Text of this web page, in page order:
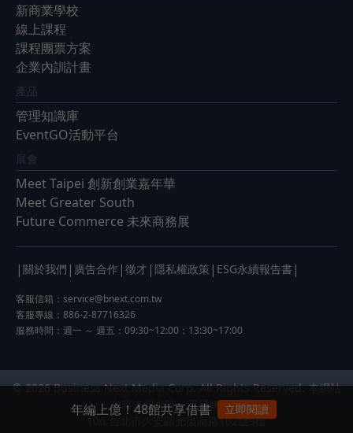
新商業學校
線上課程
課程團票方案
企業內訓計畫
產品
管理知識庫
EventGO活動平台
展會
Meet Taipei 創新創業嘉年華
Meet Greater South
Future Commerce 未來商務展
| 關於我們 | 廣告合作 | 徵才 | 隱私權政策 | ESG永續報告書 |
客服信箱： service@bnext.com.tw
客服專線：886-2-87716326
服務時間：週一 ～ 週五：09:30~12:00；13:30~17:00
© 2026 Business Next Media Corp. All Rights Reserved. 本網站
內容未經允許，不得轉載。
106 台北市大安區光復南路102號9樓
年編上億！48館共享借書 立即閱讀